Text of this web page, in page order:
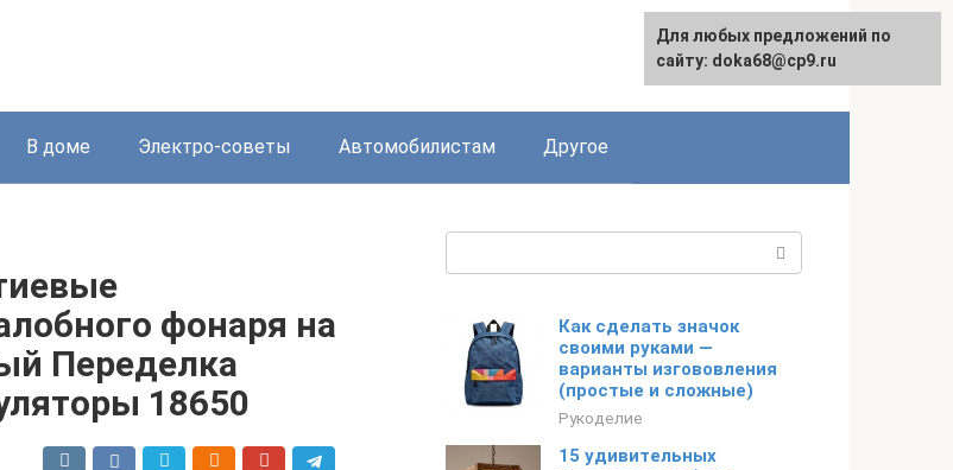
English
В доме Электро-советы Автомобилистам Другое
фонаря на
Переделка
18650
Как сделать значок
своими руками —
варианты изгововления
(простые и сложные)
Рукоделие
15 удивительных
Для любых предложений по
сайту: doka68@cp9.ru